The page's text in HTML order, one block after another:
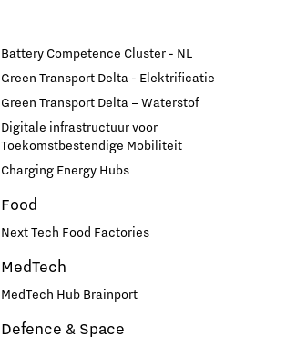
Battery Competence Cluster - NL
Green Transport Delta - Elektrificatie
Green Transport Delta – Waterstof
Digitale infrastructuur voor
Toekomstbestendige Mobiliteit
Charging Energy Hubs
Food
Next Tech Food Factories
MedTech
MedTech Hub Brainport
Defence & Space